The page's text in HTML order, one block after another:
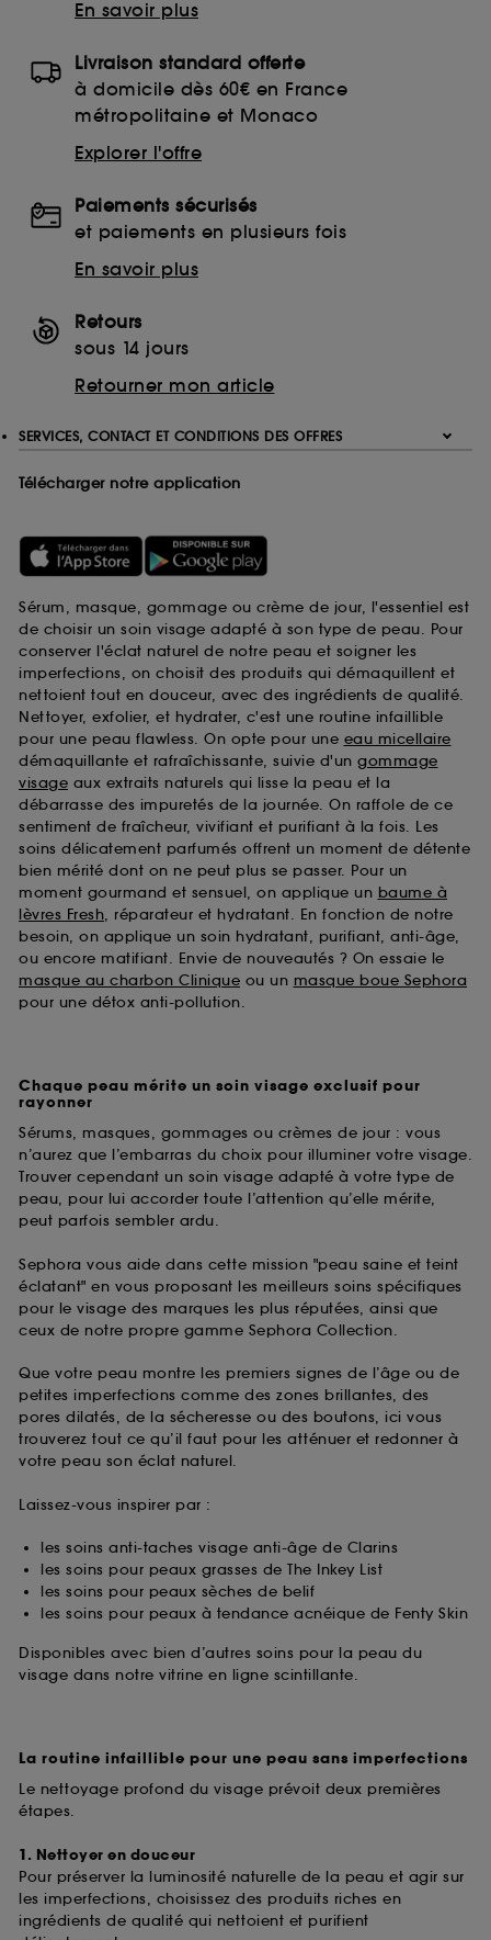
En savoir plus
Livraison standard offerte
à domicile dès 60€ en France
métropolitaine et Monaco
Explorer l'offre
Paiements sécurisés
et paiements en plusieurs fois
En savoir plus
Retours
sous 14 jours
Retourner mon article
SERVICES, CONTACT ET CONDITIONS DES OFFRES
Télécharger notre application
Sérum, masque, gommage ou crème de jour, l'essentiel est
de choisir un soin visage adapté à son type de peau. Pour
conserver l'éclat naturel de notre peau et soigner les
imperfections, on choisit des produits qui démaquillent et
nettoient tout en douceur, avec des ingrédients de qualité.
Nettoyer, exfolier, et hydrater, c'est une routine infaillible
pour une peau flawless. On opte pour une eau micellaire
démaquillante et rafraîchissante, suivie d'un gommage
visage aux extraits naturels qui lisse la peau et la
débarrasse des impuretés de la journée. On raffole de ce
sentiment de fraîcheur, vivifiant et purifiant à la fois. Les
soins délicatement parfumés offrent un moment de détente
bien mérité dont on ne peut plus se passer. Pour un
moment gourmand et sensuel, on applique un baume à
lèvres Fresh, réparateur et hydratant. En fonction de notre
besoin, on applique un soin hydratant, purifiant, anti-âge,
ou encore matifiant. Envie de nouveautés ? On essaie le
masque au charbon Clinique ou un masque boue Sephora
pour une détox anti-pollution.
Chaque peau mérite un soin visage exclusif pour
rayonner
Sérums, masques, gommages ou crèmes de jour : vous
n’aurez que l’embarras du choix pour illuminer votre visage.
Trouver cependant un soin visage adapté à votre type de
peau, pour lui accorder toute l’attention qu’elle mérite,
peut parfois sembler ardu.
Sephora vous aide dans cette mission "peau saine et teint
éclatant" en vous proposant les meilleurs soins spécifiques
pour le visage des marques les plus réputées, ainsi que
ceux de notre propre gamme Sephora Collection.
Que votre peau montre les premiers signes de l’âge ou de
petites imperfections comme des zones brillantes, des
pores dilatés, de la sécheresse ou des boutons, ici vous
trouverez tout ce qu’il faut pour les atténuer et redonner à
votre peau son éclat naturel.
Laissez-vous inspirer par :
les soins anti-taches visage anti-âge de Clarins
les soins pour peaux grasses de The Inkey List
les soins pour peaux sèches de belif
les soins pour peaux à tendance acnéique de Fenty Skin
Disponibles avec bien d’autres soins pour la peau du
visage dans notre vitrine en ligne scintillante.
La routine infaillible pour une peau sans imperfections
Le nettoyage profond du visage prévoit deux premières
étapes.
1. Nettoyer en douceur
Pour préserver la luminosité naturelle de la peau et agir sur
les imperfections, choisissez des produits riches en
ingrédients de qualité qui nettoient et purifient